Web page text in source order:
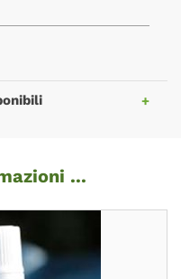
...